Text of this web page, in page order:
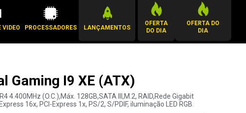
VIDEO PROCESSADORES LANÇAMENTOS
OFERTA
DO DIA
OFERTA DO
DIA
Gaming I9 XE (ATX)
(O.C.),Máx. 128GB,SATA III,M.2, RAID,Rede Gigabit
16x, PCI-Express 1x, PS/2, S/PDIF, iluminação LED RGB.